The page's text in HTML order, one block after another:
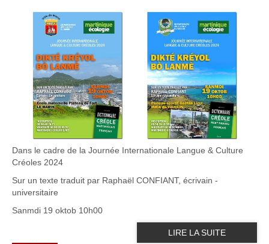
Dans le cadre de la Journée Internationale Langue & Culture
Créoles 2024
Sur un texte traduit par Raphaël CONFIANT, écrivain -
universitaire
Sanmdi 19 oktob 10h00
LIRE LA SUITE